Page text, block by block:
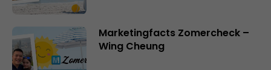
Marketingfacts Zomercheck –
Wing Cheung